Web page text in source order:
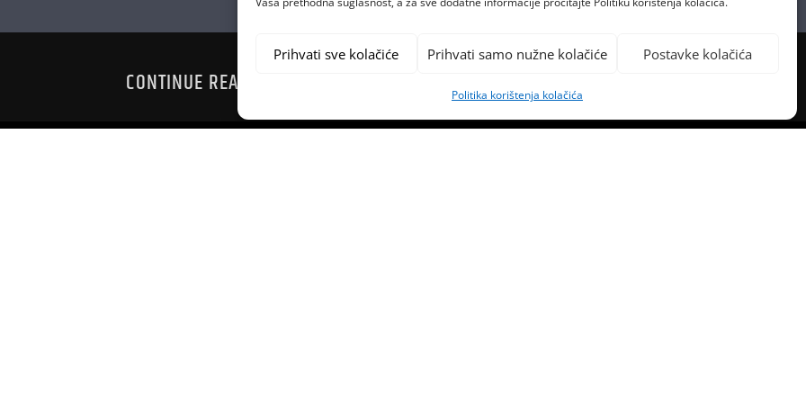
Prihvati sve kolačiće Prihvati samo nužne kolačiće Postavke kolačića
Politika korištenja kolačića
CONTINUE READING